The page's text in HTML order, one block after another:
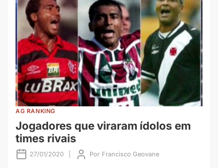
AG RANKING
Jogadores que viraram ídolos em
times rivais
27/01/2020 Por Francisco Geovane